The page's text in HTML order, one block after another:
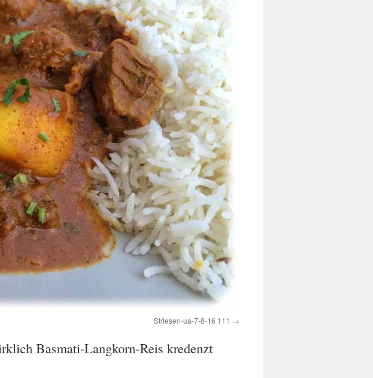
Striesen-ua-7-8-16 111
Basmati-Langkorn-Reis kredenzt